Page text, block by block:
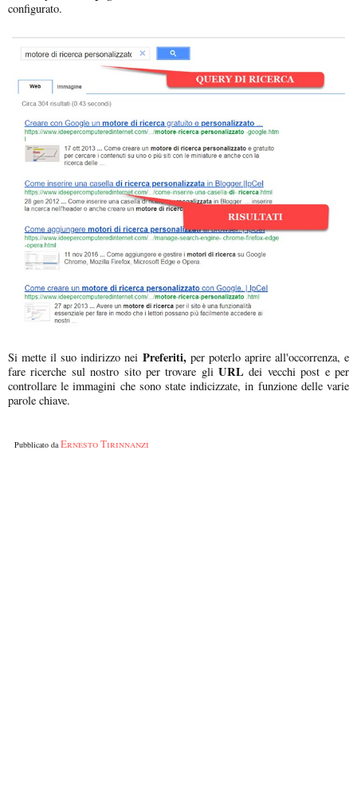
configurato.
Si mette il suo indirizzo nei Preferiti, per poterlo aprire all'occorrenza, e
fare ricerche sul nostro sito per trovare gliURLdei vecchi post e per
controllare le immagini che sono state indicizzate, in funzione delle varie
parole chiave.
Pubblicato da Ernesto Tirinnanzi